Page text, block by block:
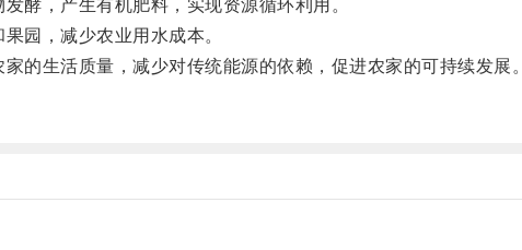
，产生有机肥料，实现资源循环利用。
园，减少农业用水成本。
生活质量，减少对传统能源的依赖，促进农家的可持续发展。